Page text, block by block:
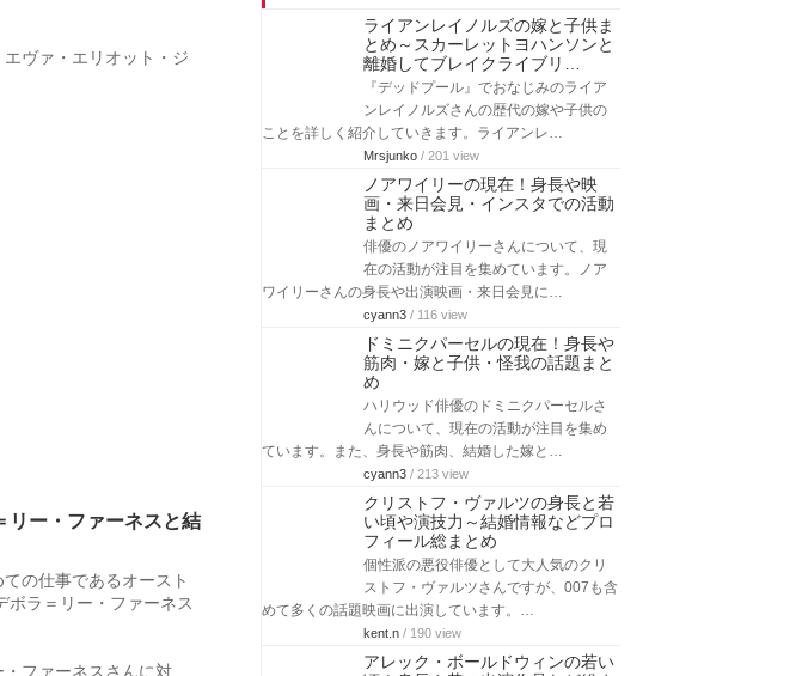
ヴァ・エリオット・ジ
リー・ファーネスと結
の仕事であるオースト
ボラ＝リー・ファーネス
ファーネスさんに対
ライアンレイノルズの嫁と子供ま
とめ～スカーレットヨハンソンと
離婚してブレイクライブリ…
『デッドプール』でおなじみのライア
ンレイノルズさんの歴代の嫁や子供の
ことを詳しく紹介していきます。ライアンレ…
Mrsjunko / 201 view
ノアワイリーの現在！身長や映
画・来日会見・インスタでの活動
まとめ
俳優のノアワイリーさんについて、現
在の活動が注目を集めています。ノア
ワイリーさんの身長や出演映画・来日会見に…
cyann3 / 116 view
ドミニクパーセルの現在！身長や
筋肉・嫁と子供・怪我の話題まと
め
ハリウッド俳優のドミニクパーセルさ
んについて、現在の活動が注目を集め
ています。また、身長や筋肉、結婚した嫁と…
cyann3 / 213 view
クリストフ・ヴァルツの身長と若
い頃や演技力～結婚情報などプロ
フィール総まとめ
個性派の悪役俳優として大人気のクリ
ストフ・ヴァルツさんですが、007も含
めて多くの話題映画に出演しています。…
kent.n / 190 view
アレック・ボールドウィンの若い